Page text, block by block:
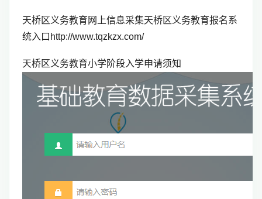
天桥区义务教育网上信息采集天桥区义务教育报名系
统入口http://www.tqzkzx.com/
天桥区义务教育小学阶段入学申请须知